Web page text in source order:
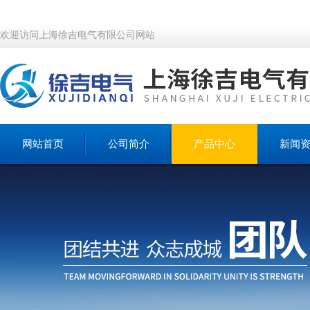
欢迎访问上海徐吉电气有限公司网站
网站首页 公司简介 产品中心 新闻